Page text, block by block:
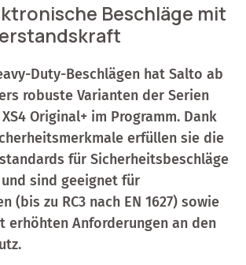
Beschläge mit
Duty-Beschlägen hat Salto ab
robuste Varianten der Serien
XS4 Original+ im Programm. Dank
erfüllen sie die
für Sicherheitsbeschläge
und sind geeignet für
(bis zu RC3 nach EN 1627) sowie
erhöhten Anforderungen an den